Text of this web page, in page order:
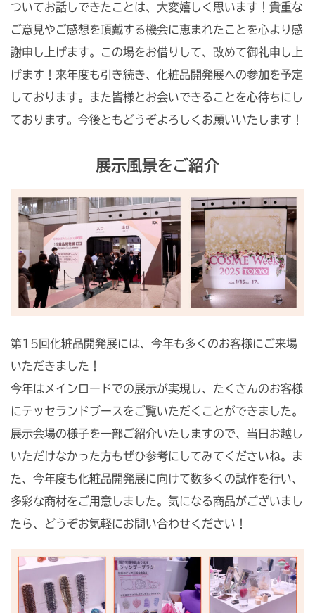
ついてお話しできたことは、大変嬉しく思います！貴重な
ご意見やご感想を頂戴する機会に恵まれたことを心より感
謝申し上げます。この場をお借りして、改めて御礼申し上
げます！来年度も引き続き、化粧品開発展への参加を予定
しております。また皆様とお会いできることを心待ちにし
ております。今後ともどうぞよろしくお願いいたします！
展示風景をご紹介
第15回化粧品開発展には、今年も多くのお客様にご来場
いただきました！
今年はメインロードでの展示が実現し、たくさんのお客様
にテッセランドブースをご覧いただくことができました。
展示会場の様子を一部ご紹介いたしますので、当日お越し
いただけなかった方もぜひ参考にしてみてくださいね。ま
た、今年度も化粧品開発展に向けて数多くの試作を行い、
多彩な商材をご用意しました。気になる商品がございまし
たら、どうぞお気軽にお問い合わせください！